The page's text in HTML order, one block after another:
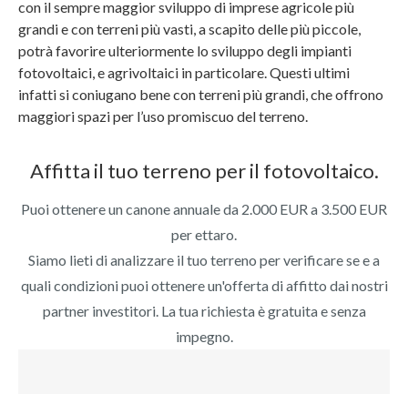
con il sempre maggior sviluppo di imprese agricole più
grandi e con terreni più vasti, a scapito delle più piccole,
potrà favorire ulteriormente lo sviluppo degli impianti
fotovoltaici, e agrivoltaici in particolare. Questi ultimi
infatti si coniugano bene con terreni più grandi, che offrono
maggiori spazi per l’uso promiscuo del terreno.
Affitta il tuo terreno per il fotovoltaico.
Puoi ottenere un canone annuale da 2.000 EUR a 3.500 EUR
per ettaro.
Siamo lieti di analizzare il tuo terreno per verificare se e a
quali condizioni puoi ottenere un'offerta di affitto dai nostri
partner investitori. La tua richiesta è gratuita e senza
impegno.